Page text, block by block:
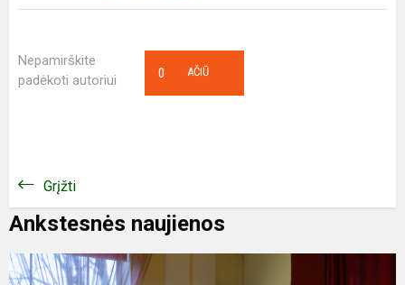
Nepamirškite
padėkoti autoriui
AČIŪ
0
Grįžti
Ankstesnės naujienos